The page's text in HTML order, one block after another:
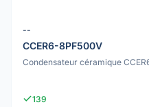
--
CCER6-8PF500V
Condensateur céramique
139